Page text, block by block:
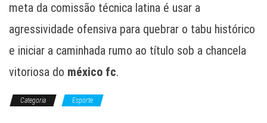
meta da comissão técnica latina é usar a
agressividade ofensiva para quebrar o tabu histórico
e iniciar a caminhada rumo ao título sob a chancela
vitoriosa do méxico fc.
Categoria Esporte